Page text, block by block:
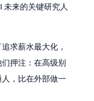
未来的关键研究人
求薪水最大化，
押注：在高级别
，比在外部做一